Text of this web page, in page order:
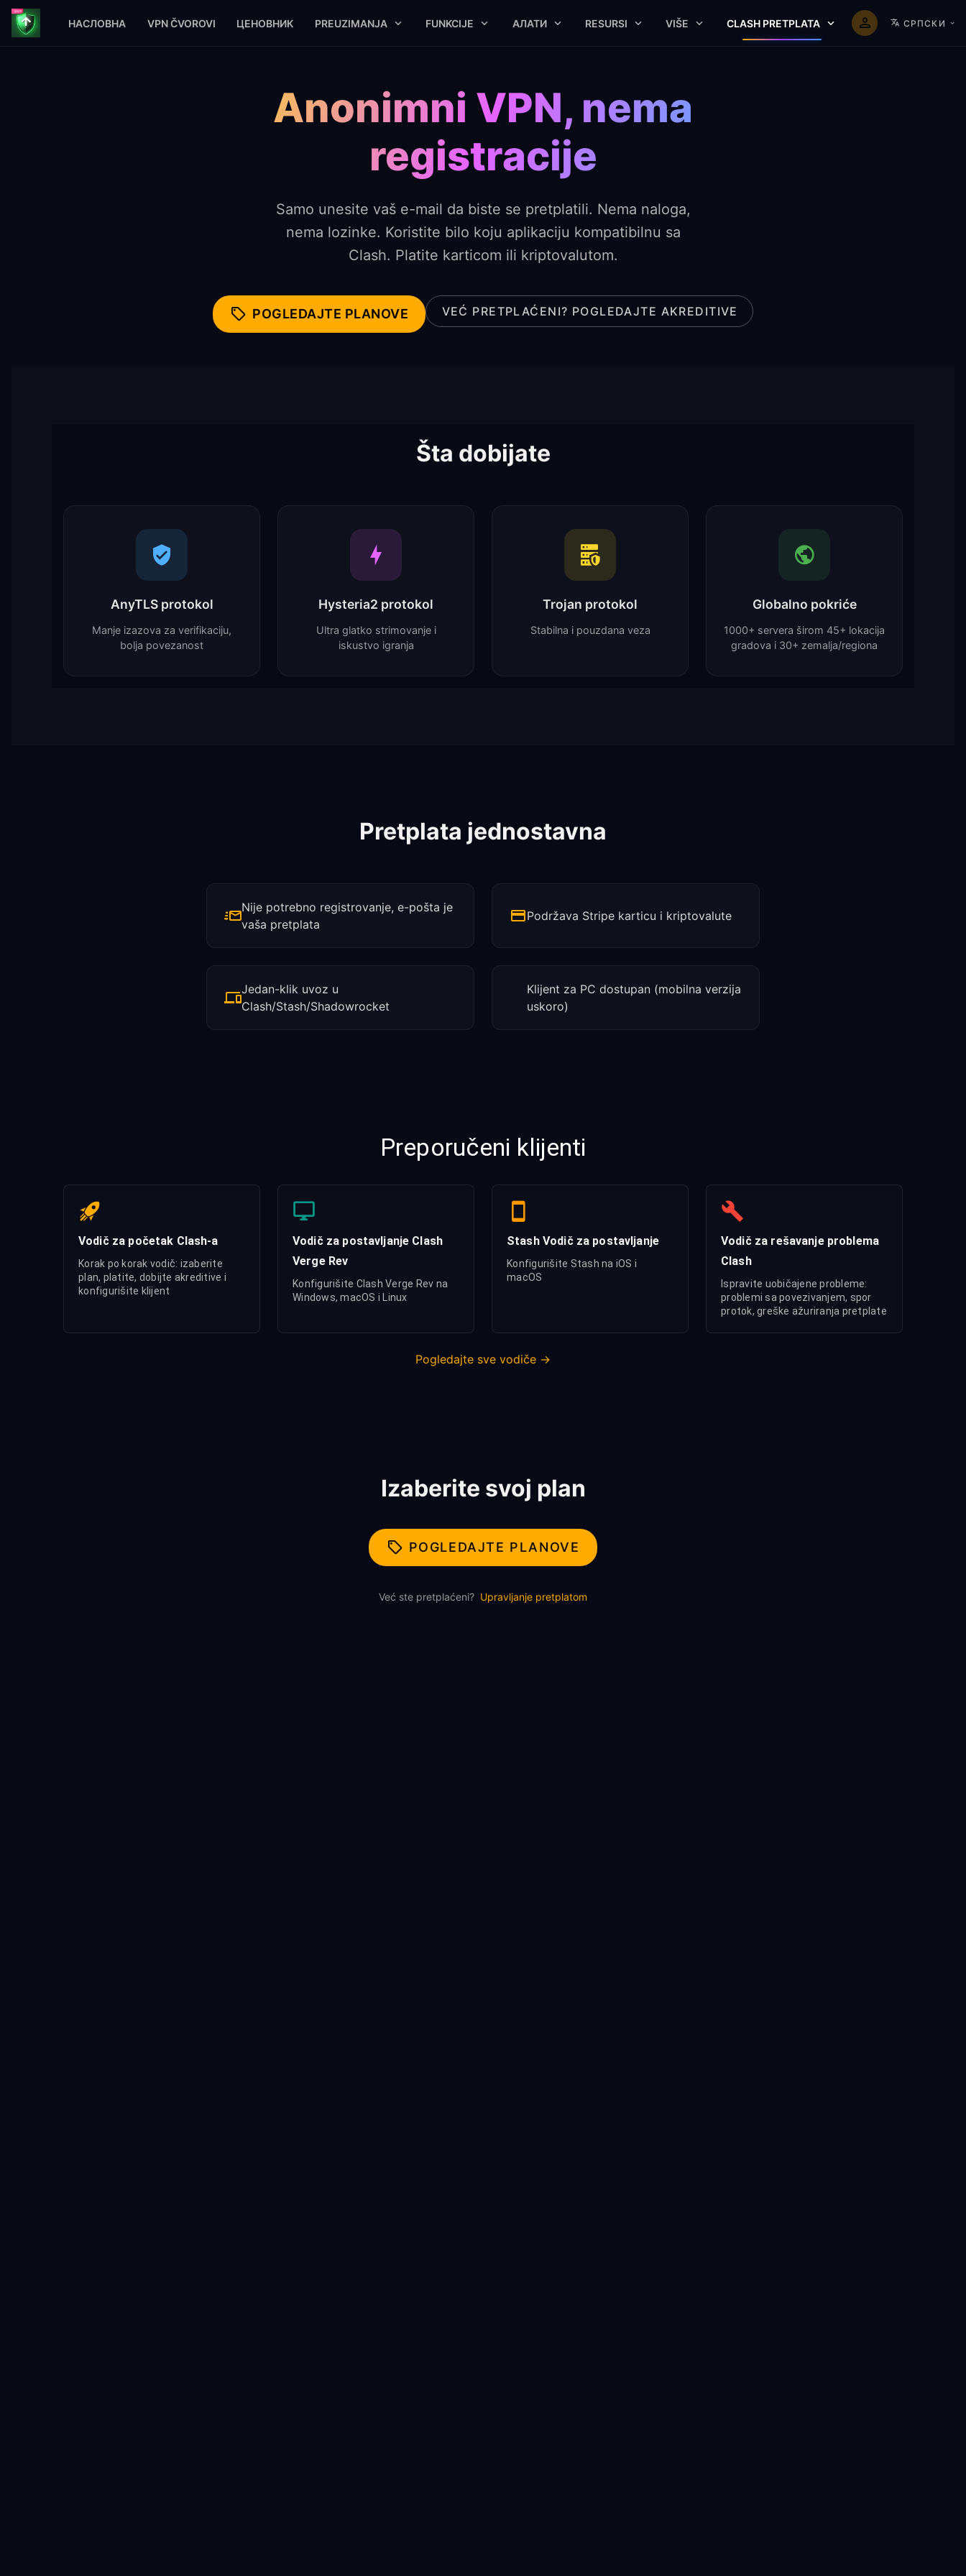
НАСЛОВНА VPN ČVOROVI ЦЕНОВНИК PREUZIMANJA FUNKCIJE АЛАТИ RESURSI VIŠE CLASH PRETPLATA СРПСКИ
Anonimni VPN, nema
registracije
Samo unesite vaš e-mail da biste se pretplatili. Nema naloga,
nema lozinke. Koristite bilo koju aplikaciju kompatibilnu sa
Clash. Platite karticom ili kriptovalutom.
POGLEDAJTE PLANOVE VEĆ PRETPLAĆENI? POGLEDAJTE AKREDITIVE
Šta dobijate
AnyTLS protokol
Manje izazova za verifikaciju,
bolja povezanost
Hysteria2 protokol
Ultra glatko strimovanje i
iskustvo igranja
Trojan protokol
Stabilna i pouzdana veza
Globalno pokriće
1000+ servera širom 45+ lokacija
gradova i 30+ zemalja/regiona
Pretplata jednostavna
Nije potrebno registrovanje, e-pošta je
vaša pretplata
Podržava Stripe karticu i kriptovalute
Jedan-klik uvoz u
Clash/Stash/Shadowrocket
Klijent za PC dostupan (mobilna verzija
uskoro)
Preporučeni klijenti
Vodič za početak Clash-a
Korak po korak vodič: izaberite
plan, platite, dobijte akreditive i
konfigurišite klijent
Vodič za postavljanje Clash
Verge Rev
Konfigurišite Clash Verge Rev na
Windows, macOS i Linux
Stash Vodič za postavljanje
Konfigurišite Stash na iOS i
macOS
Vodič za rešavanje problema
Clash
Ispravite uobičajene probleme:
problemi sa povezivanjem, spor
protok, greške ažuriranja pretplate
Pogledajte sve vodiče →
Izaberite svoj plan
POGLEDAJTE PLANOVE
Već ste pretplaćeni? Upravljanje pretplatom